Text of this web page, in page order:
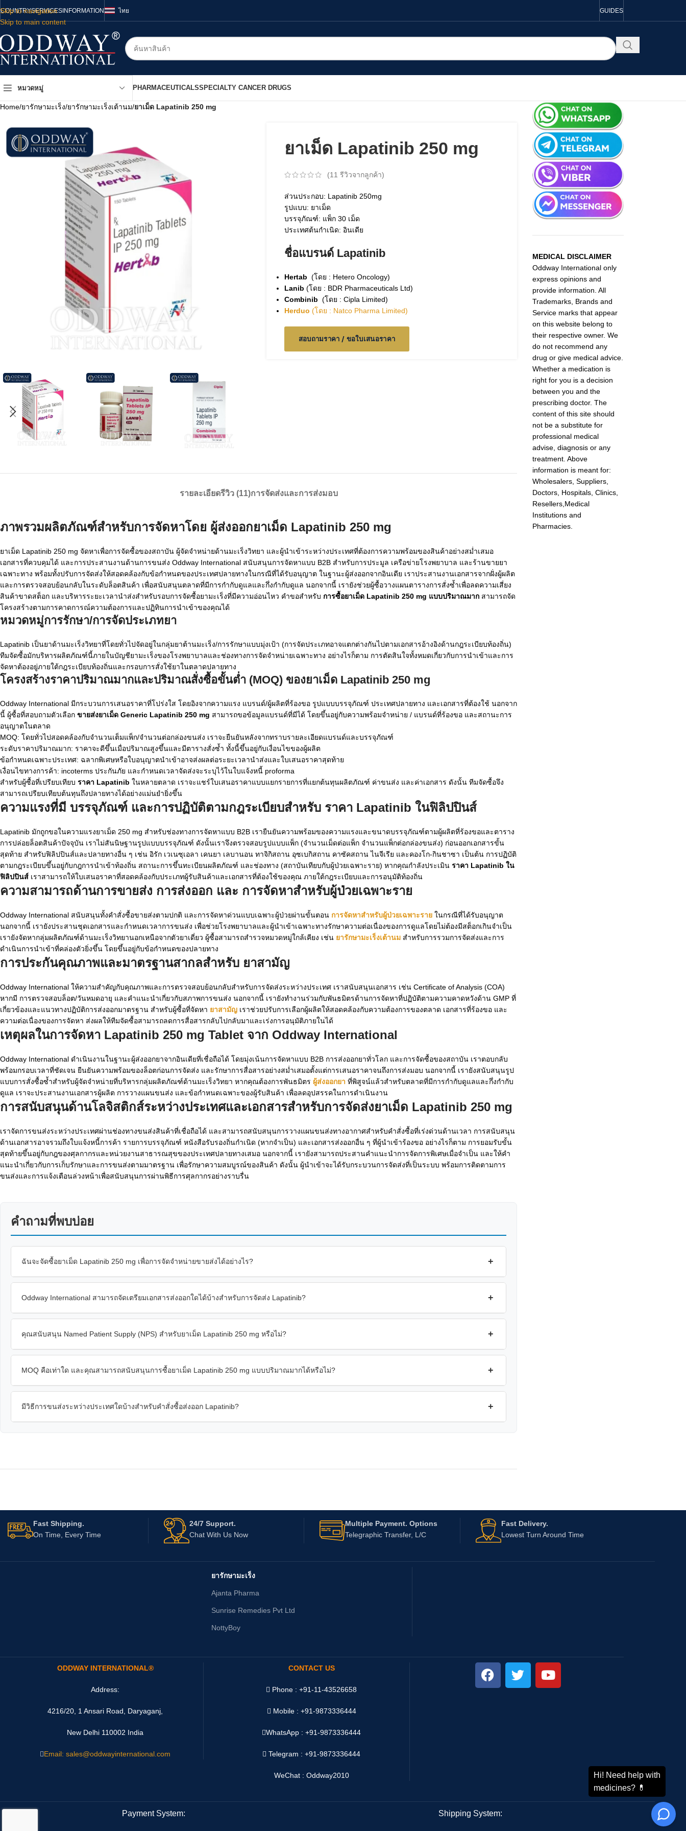
Skip to navigation
Skip to main content
COUNTRYSERVICESINFORMATION ไทย GUIDES
หมวดหมู่ PHARMACEUTICALSSPECIALTY CANCER DRUGS
Home/ยารักษามะเร็ง/ยารักษามะเร็งเต้านม/ยาเม็ด Lapatinib 250 mg
ยาเม็ด Lapatinib 250 mg
(11 รีวิวจากลูกค้า)
ส่วนประกอบ: Lapatinib 250mg
รูปแบบ: ยาเม็ด
บรรจุภัณฑ์: แพ็ก 30 เม็ด
ประเทศต้นกำเนิด: อินเดีย
ชื่อแบรนด์ Lapatinib
Hertab (โดย : Hetero Oncology)
Lanib (โดย : BDR Pharmaceuticals Ltd)
Combinib (โดย : Cipla Limited)
Herduo (โดย : Natco Pharma Limited)
สอบถามราคา / ขอใบเสนอราคา
รายละเอียดรีวิว (11)การจัดส่งและการส่งมอบ
ภาพรวมผลิตภัณฑ์สำหรับการจัดหาโดย ผู้ส่งออกยาเม็ด Lapatinib 250 mg
ยาเม็ด Lapatinib 250 mg จัดหาเพื่อการจัดซื้อของสถาบัน ผู้จัดจำหน่ายด้านมะเร็งวิทยา และผู้นำเข้าระหว่างประเทศที่ต้องการความพร้อมของสินค้าอย่างสม่ำเสมอ
เอกสารที่ควบคุมได้ และการประสานงานด้านการขนส่ง Oddway International สนับสนุนการจัดหาแบบ B2B สำหรับการประมูล เครือข่ายโรงพยาบาล และร้านขายยา
เฉพาะทาง พร้อมทั้งปรับการจัดส่งให้สอดคล้องกับข้อกำหนดของประเทศปลายทางในกรณีที่ได้รับอนุญาต ในฐานะผู้ส่งออกจากอินเดีย เราประสานงานเอกสารจากฝั่งผู้ผลิต
และการตรวจสอบย้อนกลับในระดับล็อตสินค้า เพื่อสนับสนุนตลาดที่มีการกำกับดูแลและกึ่งกำกับดูแล นอกจากนี้ เรายังช่วยผู้ซื้อวางแผนตารางการสั่งซ้ำเพื่อลดความเสี่ยง
สินค้าขาดสต็อก และบริหารระยะเวลานำส่งสำหรับรอบการจัดซื้อยามะเร็งที่มีความอ่อนไหว คำขอสำหรับ การซื้อยาเม็ด Lapatinib 250 mg แบบปริมาณมาก สามารถจัด
โครงสร้างตามการคาดการณ์ความต้องการและปฏิทินการนำเข้าของคุณได้
หมวดหมู่การรักษา/การจัดประเภทยา
Lapatinib เป็นยาด้านมะเร็งวิทยาที่โดยทั่วไปจัดอยู่ในกลุ่มยาต้านมะเร็ง/การรักษาแบบมุ่งเป้า (การจัดประเภทอาจแตกต่างกันไปตามเอกสารอ้างอิงด้านกฎระเบียบท้องถิ่น)
ทีมจัดซื้อมักบริหารผลิตภัณฑ์นี้ภายในบัญชียามะเร็งของโรงพยาบาลและช่องทางการจัดจำหน่ายเฉพาะทาง อย่างไรก็ตาม การตัดสินใจทั้งหมดเกี่ยวกับการนำเข้าและการ
จัดหาต้องอยู่ภายใต้กฎระเบียบท้องถิ่นและกรอบการสั่งใช้ยาในตลาดปลายทาง
โครงสร้างราคาปริมาณมากและปริมาณสั่งซื้อขั้นต่ำ (MOQ) ของยาเม็ด Lapatinib 250 mg
Oddway International มีกระบวนการเสนอราคาที่โปร่งใส โดยอิงจากความแรง แบรนด์/ผู้ผลิตที่ร้องขอ รูปแบบบรรจุภัณฑ์ ประเทศปลายทาง และเอกสารที่ต้องใช้ นอกจาก
นี้ ผู้ซื้อที่สอบถามตัวเลือก ขายส่งยาเม็ด Generic Lapatinib 250 mg สามารถขอข้อมูลแบรนด์ที่มีได้ โดยขึ้นอยู่กับความพร้อมจำหน่าย / แบรนด์ที่ร้องขอ และสถานะการ
อนุญาตในตลาด
MOQ: โดยทั่วไปสอดคล้องกับจำนวนเต็มแพ็ก/จำนวนต่อกล่องขนส่ง เราจะยืนยันหลังจากทราบรายละเอียดแบรนด์และบรรจุภัณฑ์
ระดับราคาปริมาณมาก: ราคาจะดีขึ้นเมื่อปริมาณสูงขึ้นและมีตารางสั่งซ้ำ ทั้งนี้ขึ้นอยู่กับเงื่อนไขของผู้ผลิต
ข้อกำหนดเฉพาะประเทศ: ฉลากพิเศษหรือใบอนุญาตนำเข้าอาจส่งผลต่อระยะเวลานำส่งและใบเสนอราคาสุดท้าย
เงื่อนไขทางการค้า: incoterms ประกันภัย และกำหนดเวลาจัดส่งจะระบุไว้ในใบแจ้งหนี้ proforma
สำหรับผู้ซื้อที่เปรียบเทียบ ราคา Lapatinib ในหลายตลาด เราจะแชร์ใบเสนอราคาแบบแยกรายการที่แยกต้นทุนผลิตภัณฑ์ ค่าขนส่ง และค่าเอกสาร ดังนั้น ทีมจัดซื้อจึง
สามารถเปรียบเทียบต้นทุนถึงปลายทางได้อย่างแม่นยำยิ่งขึ้น
ความแรงที่มี บรรจุภัณฑ์ และการปฏิบัติตามกฎระเบียบสำหรับ ราคา Lapatinib ในฟิลิปปินส์
Lapatinib มักถูกขอในความแรงยาเม็ด 250 mg สำหรับช่องทางการจัดหาแบบ B2B เรายืนยันความพร้อมของความแรงและขนาดบรรจุภัณฑ์ตามผู้ผลิตที่ร้องขอและตาราง
การปล่อยล็อตสินค้าปัจจุบัน เราไม่สันนิษฐานรูปแบบบรรจุภัณฑ์ ดังนั้นเราจึงตรวจสอบรูปแบบแพ็ก (จำนวนเม็ดต่อแพ็ก จำนวนแพ็กต่อกล่องขนส่ง) ก่อนออกเอกสารขั้น
สุดท้าย สำหรับฟิลิปปินส์และปลายทางอื่น ๆ เช่น อิรัก เวเนซุเอลา เคนยา เลบานอน ทาจิกิสถาน อุซเบกิสถาน คาซัคสถาน ไนจีเรีย และคองโก-กินชาซา เป็นต้น การปฏิบัติ
ตามกฎระเบียบขึ้นอยู่กับกฎการนำเข้าท้องถิ่น สถานะการขึ้นทะเบียนผลิตภัณฑ์ และช่องทาง (สถาบันเทียบกับผู้ป่วยเฉพาะราย) หากคุณกำลังประเมิน ราคา Lapatinib ใน
ฟิลิปปินส์ เราสามารถให้ใบเสนอราคาที่สอดคล้องกับประเภทผู้รับสินค้าและเอกสารที่ต้องใช้ของคุณ ภายใต้กฎระเบียบและการอนุมัติท้องถิ่น
ความสามารถด้านการขายส่ง การส่งออก และ การจัดหาสำหรับผู้ป่วยเฉพาะราย
Oddway International สนับสนุนทั้งคำสั่งซื้อขายส่งตามปกติ และการจัดหาด่วนแบบเฉพาะผู้ป่วยผ่านขั้นตอน การจัดหาสำหรับผู้ป่วยเฉพาะราย ในกรณีที่ได้รับอนุญาต
นอกจากนี้ เรายังประสานชุดเอกสารและกำหนดเวลาการขนส่ง เพื่อช่วยโรงพยาบาลและผู้นำเข้าเฉพาะทางรักษาความต่อเนื่องของการดูแลโดยไม่ต้องมีสต็อกเกินจำเป็น
เรายังจัดหากลุ่มผลิตภัณฑ์ด้านมะเร็งวิทยานอกเหนือจากตัวยาเดี่ยว ผู้ซื้อสามารถสำรวจหมวดหมู่ใกล้เคียง เช่น ยารักษามะเร็งเต้านม สำหรับการรวมการจัดส่งและการ
ดำเนินการนำเข้าที่คล่องตัวยิ่งขึ้น โดยขึ้นอยู่กับข้อกำหนดของปลายทาง
การประกันคุณภาพและมาตรฐานสากลสำหรับ ยาสามัญ
Oddway International ให้ความสำคัญกับคุณภาพและการตรวจสอบย้อนกลับสำหรับการจัดส่งระหว่างประเทศ เราสนับสนุนเอกสาร เช่น Certificate of Analysis (COA)
หากมี การตรวจสอบล็อต/วันหมดอายุ และคำแนะนำเกี่ยวกับสภาพการขนส่ง นอกจากนี้ เรายังทำงานร่วมกับพันธมิตรด้านการจัดหาที่ปฏิบัติตามความคาดหวังด้าน GMP ที่
เกี่ยวข้องและแนวทางปฏิบัติการส่งออกมาตรฐาน สำหรับผู้ซื้อที่จัดหา ยาสามัญ เราช่วยปรับการเลือกผู้ผลิตให้สอดคล้องกับความต้องการของตลาด เอกสารที่ร้องขอ และ
ความต่อเนื่องของการจัดหา ส่งผลให้ทีมจัดซื้อสามารถลดการสื่อสารกลับไปกลับมาและเร่งการอนุมัติภายในได้
เหตุผลในการจัดหา Lapatinib 250 mg Tablet จาก Oddway International
Oddway International ดำเนินงานในฐานะผู้ส่งออกยาจากอินเดียที่เชื่อถือได้ โดยมุ่งเน้นการจัดหาแบบ B2B การส่งออกยาทั่วโลก และการจัดซื้อของสถาบัน เราตอบกลับ
พร้อมกรอบเวลาที่ชัดเจน ยืนยันความพร้อมของล็อตก่อนการจัดส่ง และรักษาการสื่อสารอย่างสม่ำเสมอตั้งแต่การเสนอราคาจนถึงการส่งมอบ นอกจากนี้ เรายังสนับสนุนรูป
แบบการสั่งซื้อซ้ำสำหรับผู้จัดจำหน่ายที่บริหารกลุ่มผลิตภัณฑ์ด้านมะเร็งวิทยา หากคุณต้องการพันธมิตร ผู้ส่งออกยา ที่พิสูจน์แล้วสำหรับตลาดที่มีการกำกับดูแลและกึ่งกำกับ
ดูแล เราจะประสานงานเอกสารผู้ผลิต การวางแผนขนส่ง และข้อกำหนดเฉพาะของผู้รับสินค้า เพื่อลดอุปสรรคในการดำเนินงาน
การสนับสนุนด้านโลจิสติกส์ระหว่างประเทศและเอกสารสำหรับการจัดส่งยาเม็ด Lapatinib 250 mg
เราจัดการขนส่งระหว่างประเทศผ่านช่องทางขนส่งสินค้าที่เชื่อถือได้ และสามารถสนับสนุนการวางแผนขนส่งทางอากาศสำหรับคำสั่งซื้อที่เร่งด่วนด้านเวลา การสนับสนุน
ด้านเอกสารอาจรวมถึงใบแจ้งหนี้การค้า รายการบรรจุภัณฑ์ หนังสือรับรองถิ่นกำเนิด (หากจำเป็น) และเอกสารส่งออกอื่น ๆ ที่ผู้นำเข้าร้องขอ อย่างไรก็ตาม การยอมรับขั้น
สุดท้ายขึ้นอยู่กับกฎของศุลกากรและหน่วยงานสาธารณสุขของประเทศปลายทางเสมอ นอกจากนี้ เรายังสามารถประสานคำแนะนำการจัดการพิเศษเมื่อจำเป็น และให้คำ
แนะนำเกี่ยวกับการเก็บรักษาและการขนส่งตามมาตรฐาน เพื่อรักษาความสมบูรณ์ของสินค้า ดังนั้น ผู้นำเข้าจะได้รับกระบวนการจัดส่งที่เป็นระบบ พร้อมการติดตามการ
ขนส่งและการแจ้งเตือนล่วงหน้าเพื่อสนับสนุนการผ่านพิธีการศุลกากรอย่างราบรื่น
คำถามที่พบบ่อย
ฉันจะจัดซื้อยาเม็ด Lapatinib 250 mg เพื่อการจัดจำหน่ายขายส่งได้อย่างไร? +
Oddway International สามารถจัดเตรียมเอกสารส่งออกใดได้บ้างสำหรับการจัดส่ง Lapatinib? +
คุณสนับสนุน Named Patient Supply (NPS) สำหรับยาเม็ด Lapatinib 250 mg หรือไม่? +
MOQ คือเท่าใด และคุณสามารถสนับสนุนการซื้อยาเม็ด Lapatinib 250 mg แบบปริมาณมากได้หรือไม่? +
มีวิธีการขนส่งระหว่างประเทศใดบ้างสำหรับคำสั่งซื้อส่งออก Lapatinib? +
MEDICAL DISCLAIMER
Oddway International only
express opinions and
provide information. All
Trademarks, Brands and
Service marks that appear
on this website belong to
their respective owner. We
do not recommend any
drug or give medical advice.
Whether a medication is
right for you is a decision
between you and the
prescribing doctor. The
content of this site should
not be a substitute for
professional medical
advise, diagnosis or any
treatment. Above
information is meant for:
Wholesalers, Suppliers,
Doctors, Hospitals, Clinics,
Resellers,Medical
Institutions and
Pharmacies.
Fast Shipping.
On Time, Every Time
24/7 Support.
Chat With Us Now
Multiple Payment. Options
Telegraphic Transfer, L/C
Fast Delivery.
Lowest Turn Around Time
ยารักษามะเร็ง
Ajanta Pharma
Sunrise Remedies Pvt Ltd
NottyBoy
ODDWAY INTERNATIONAL®
Address:
4216/20, 1 Ansari Road, Daryaganj,
New Delhi 110002 India
Email: sales@oddwayinternational.com
CONTACT US
Phone : +91-11-43526658
Mobile : +91-9873336444
WhatsApp :+91-9873336444
Telegram : +91-9873336444
WeChat : Oddway2010
Payment System: Shipping System: